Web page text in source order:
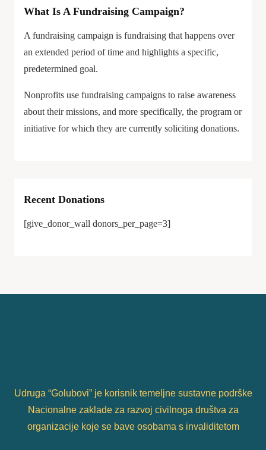
What Is A Fundraising Campaign?
A fundraising campaign is fundraising that happens over
an extended period of time and highlights a specific,
predetermined goal.
Nonprofits use fundraising campaigns to raise awareness
about their missions, and more specifically, the program or
initiative for which they are currently soliciting donations.
Recent Donations
[give_donor_wall donors_per_page=3]
Udruga “Golubovi” je korisnik temeljne sustavne podrške
Nacionalne zaklade za razvoj civilnoga društva za
organizacije koje se bave osobama s invaliditetom